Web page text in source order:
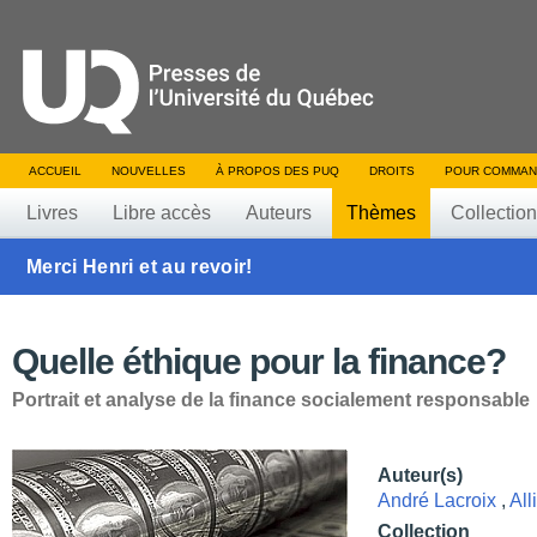
ACCUEIL NOUVELLES À PROPOS DES PUQ DROITS POUR
Livres Libre accès Auteurs Thèmes
Merci Henri et au revoir!
Quelle éthique pour la finance?
Portrait et analyse de la finance socialement responsable
Auteur(s)
André Lacroix ,
Collection